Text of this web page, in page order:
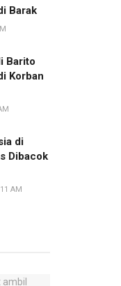
Barak
Barito
Korban
di
Dibacok
AM